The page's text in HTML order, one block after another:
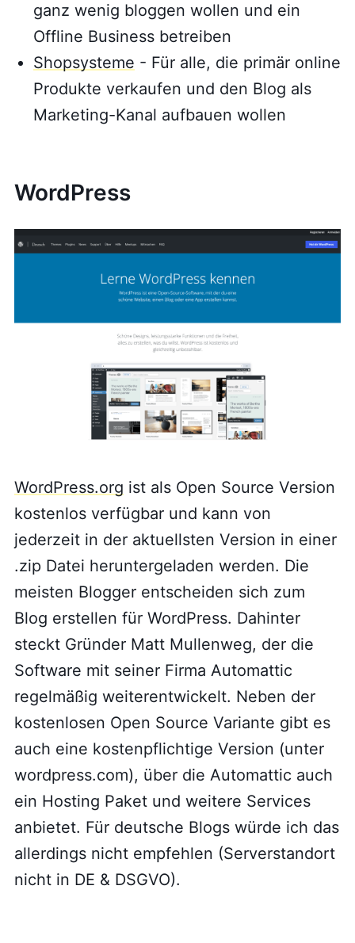
ganz wenig bloggen wollen und ein
Offline Business betreiben
Shopsysteme - Für alle, die primär online
Produkte verkaufen und den Blog als
Marketing-Kanal aufbauen wollen
WordPress
WordPress.org ist als Open Source Version
kostenlos verfügbar und kann von
jederzeit in der aktuellsten Version in einer
.zip Datei heruntergeladen werden. Die
meisten Blogger entscheiden sich zum
Blog erstellen für WordPress. Dahinter
steckt Gründer Matt Mullenweg, der die
Software mit seiner Firma Automattic
regelmäßig weiterentwickelt. Neben der
kostenlosen Open Source Variante gibt es
auch eine kostenpflichtige Version (unter
wordpress.com), über die Automattic auch
ein Hosting Paket und weitere Services
anbietet. Für deutsche Blogs würde ich das
allerdings nicht empfehlen (Serverstandort
nicht in DE & DSGVO).